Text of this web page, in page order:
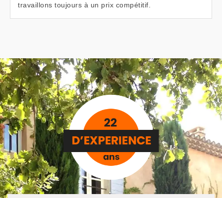
travaillons toujours à un prix compétitif.